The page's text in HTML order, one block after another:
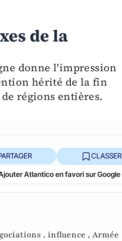
de la
donne l'impression
hérité de la fin
régions entières.
CLASSER
Atlantico en favori sur Google
, influence , Armée